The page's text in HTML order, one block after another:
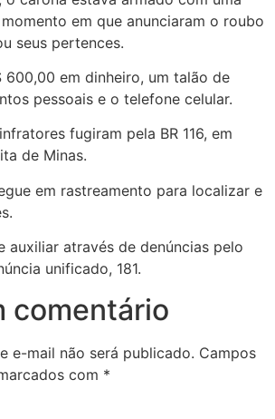
em que anunciaram o roubo
seus pertences.
600,00 em dinheiro, um talão de
pessoais e o telefone celular.
fugiram pela BR 116, em
de Minas.
em rastreamento para localizar e
auxiliar através de denúncias pelo
unificado, 181.
comentário
e-mail não será publicado. Campos
com *